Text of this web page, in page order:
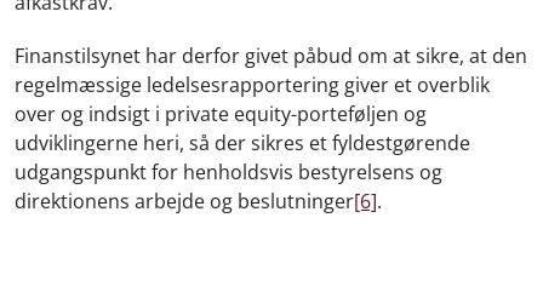
Finanstilsynet har derfor givet påbud om at sikre, at den
regelmæssige ledelsesrapportering giver et overblik
over og indsigt i private equity-porteføljen og
udviklingerne heri, så der sikres et fyldestgørende
udgangspunkt for henholdsvis bestyrelsens og
direktionens arbejde og beslutninger[6].